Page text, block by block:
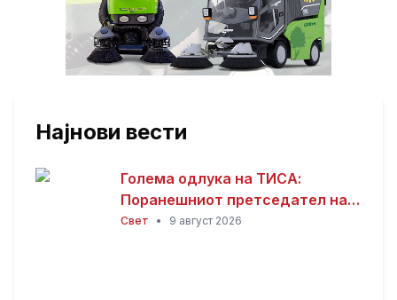
Најнови вести
Голема одлука на ТИСА:
Поранешниот претседател на
Врховниот суд Андраш Бака
Свет • 9 август 2026